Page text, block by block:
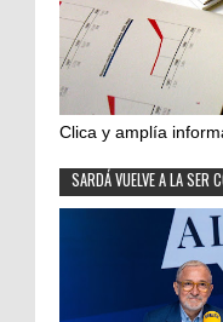
Clica y amplía
SARDÁ VUELVE A LA SER